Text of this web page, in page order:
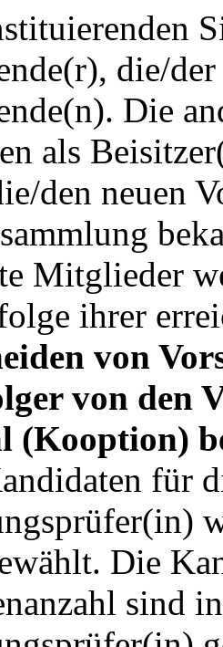
die/
Die
als
den neuen
Mitglieder
ihrer
von
von den
(Kooption)
für
Die
sind